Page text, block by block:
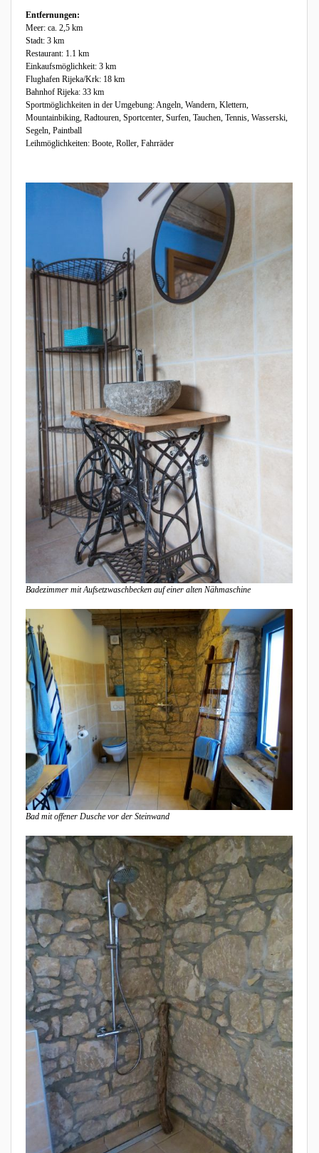
Entfernungen:
Meer: ca. 2,5 km
Stadt: 3 km
Restaurant: 1.1 km
Einkaufsmöglichkeit: 3 km
Flughafen Rijeka/Krk: 18 km
Bahnhof Rijeka: 33 km
Sportmöglichkeiten in der Umgebung: Angeln, Wandern, Klettern,
Mountainbiking, Radtouren, Sportcenter, Surfen, Tauchen, Tennis, Wasserski,
Segeln, Paintball
Leihmöglichkeiten: Boote, Roller, Fahrräder
Badezimmer mit Aufsetzwaschbecken auf einer alten Nähmaschine
Bad mit offener Dusche vor der Steinwand